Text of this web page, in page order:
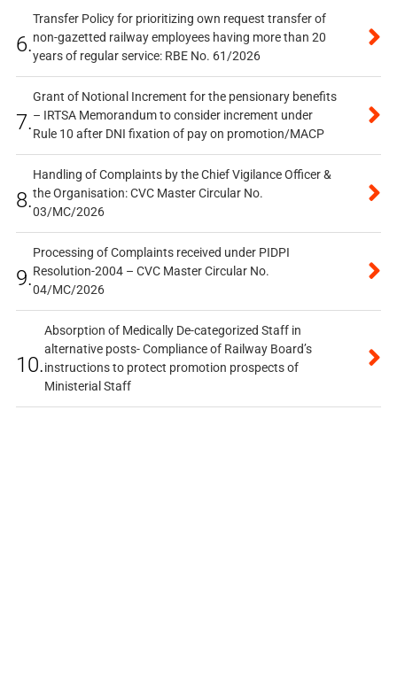
6.
Transfer Policy for prioritizing own request transfer of
non-gazetted railway employees having more than 20
years of regular service: RBE No. 61/2026
7.
Grant of Notional Increment for the pensionary benefits
– IRTSA Memorandum to consider increment under
Rule 10 after DNI fixation of pay on promotion/MACP
8.
Handling of Complaints by the Chief Vigilance Officer &
the Organisation: CVC Master Circular No.
03/MC/2026
9.
Processing of Complaints received under PIDPI
Resolution-2004 – CVC Master Circular No.
04/MC/2026
10.
Absorption of Medically De-categorized Staff in
alternative posts- Compliance of Railway Board’s
instructions to protect promotion prospects of
Ministerial Staff